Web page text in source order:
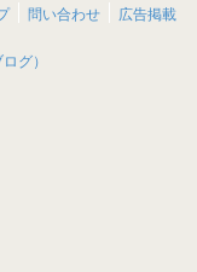
問い合わせ 広告掲載
グ）